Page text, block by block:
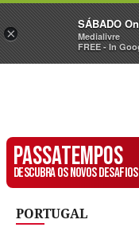
Sábado
PASSATEMPOS
DESCUBRA OS NOVOS
PORTUGAL
×
SÁBADO
Medialivre
FREE - In